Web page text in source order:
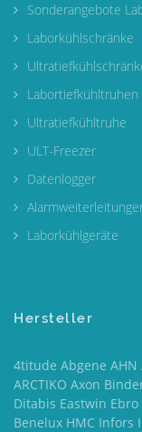
Sonderangebote
Laborkühlschränke
Labortiefkühltruhen
Ultratiefkühltruhe
ULT-Freezer
Datenlogger
Laborkühlgeräte
Hersteller
4titude Abgene
ARCTIKO Axon
Ditabis Eastwin
Benelux HMC Infors